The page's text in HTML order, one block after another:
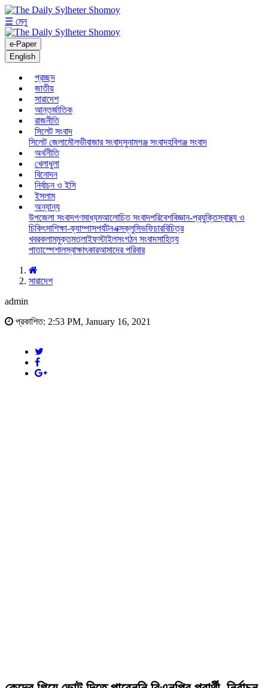
☰ মেনু
e-Paper
English
প্রচ্ছদ
জাতীয়
সারাদেশ
আন্তর্জাতিক
রাজনীতি
সিলেট সংবাদ
সিলেট জেলামৌলভীবাজার সংবাদসুনামগঞ্জ সংবাদহবিগঞ্জ সংবাদ
অর্থনীতি
খেলাধুলা
বিনোদন
নির্বাচন ও ইসি
ইসলাম
অন্যান্য
উপজেলা সংবাদগণমাধ্যমআলোচিত সংবাদপরিবেশবিজ্ঞান-প্রযুক্তিস্বাস্থ্য ও
চিকিৎসাশিক্ষা-ক্যাম্পাসপর্যটনএক্সক্লুসিভফিচারবিচিত্র
খবরকলামমুক্তমতলাইফস্টাইলসংগঠন সংবাদসাহিত্য
পাতাস্পেশালস্বাক্ষাৎকারআমাদের পরিবার
সারাদেশ
admin
প্রকাশিত: 2:53 PM, January 16, 2021